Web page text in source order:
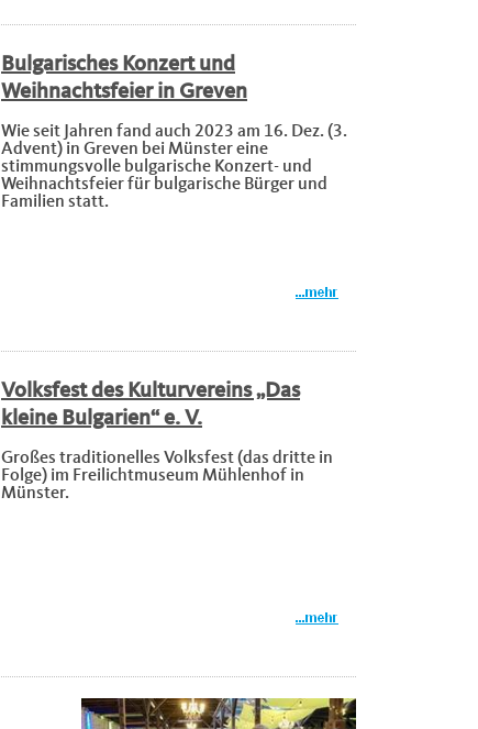
Bulgarisches Konzert und
Weihnachtsfeier in Greven
Wie seit Jahren fand auch 2023 am 16. Dez. (3.
Advent) in Greven bei Münster eine
stimmungsvolle bulgarische Konzert- und
Weihnachtsfeier für bulgarische Bürger und
Familien statt.
Volksfest des Kulturvereins „Das
kleine Bulgarien“ e. V.
Großes traditionelles Volksfest (das dritte in
Folge) im Freilichtmuseum Mühlenhof in
Münster.